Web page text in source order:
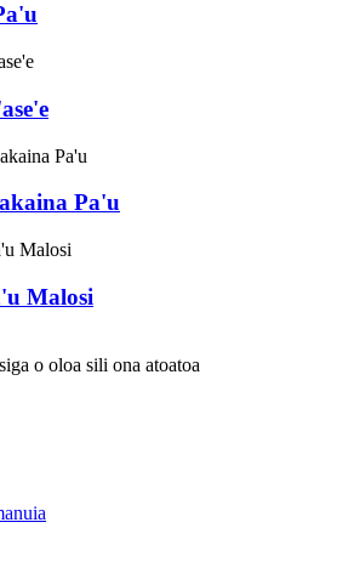
Pa'u
Malosi
o oloa sili ona atoatoa